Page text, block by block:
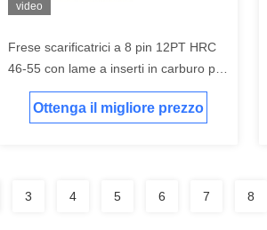
video
Frese scarificatrici a 8 pin 12PT HRC
46-55 con lame a inserti in carburo per
scarificatrici per calcestruzzo e
levigatrici per pavimenti
Ottenga il migliore prezzo
3 4 5 6 7 8